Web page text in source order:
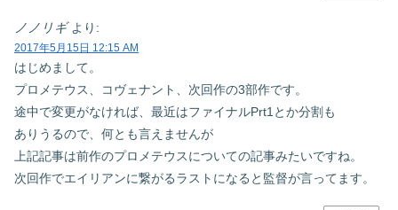
ノノリギ より:
2017年5月15日 12:15 AM
はじめまして。
プロメテウス、コヴェナント、次回作の3部作です。
途中で変更がなければ、最近はファイナルPrt1とか分割も
ありうるので、何とも言えませんが
上記記事は前作のプロメテウスについての記事みたいですね。
次回作でエイリアンに繋がるラストになると監督が言ってます。